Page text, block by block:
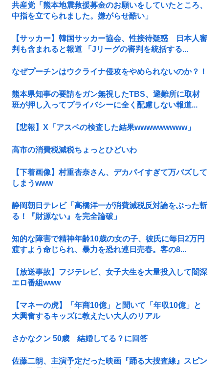
共産党「熊本地震救援募金のお願いをしていたところ、
中指を立てられました。嫌がらせ酷い」
【サッカー】韓国サッカー協会、性接待疑惑 日本人審
判も含まれると報道 「Jリーグの審判を統括する...
なぜプーチンはウクライナ侵攻をやめられないのか？！
熊本県知事の要請をガン無視したTBS、避難所に取材
班が押し入ってプライバシーに全く配慮しない報道...
【悲報】X「アスペの検査した結果wwwwwwwww」
高市の消費税減税ちょっとひどいわ
【下着画像】村重杏奈さん、デカパイすぎて万バズして
しまうwww
静岡朝日テレビ「高橋洋一が消費減税反対論をぶった斬
る！『財源ない』を完全論破」
知的な障害で精神年齢10歳の女の子、彼氏に毎日2万円
渡すよう命じられ、暴力を恐れ連日売春。客の8...
【放送事故】フジテレビ、女子大生を大量投入して闇深
エロ番組www
【マネーの虎】「年商10億」と聞いて「年収10億」と
大興奮するキッズに教えたい大人のリアル
さかなクン 50歳 結婚してる？に回答
佐藤二朗、主演予定だった映画『踊る大捜査線』スピン